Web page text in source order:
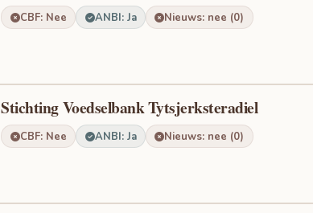
CBF: Nee ANBI: Ja Nieuws: nee (0)
Stichting Voedselbank Tytsjerksteradiel
CBF: Nee ANBI: Ja Nieuws: nee (0)